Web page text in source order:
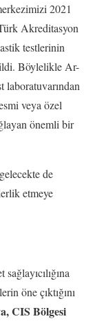
2021
Akreditasyon
testlerinin
Böylelikle Ar-
laboratuvarından
veya özel
önemli bir
de
etmeye
öne çıktığını
CIS Bölgesi